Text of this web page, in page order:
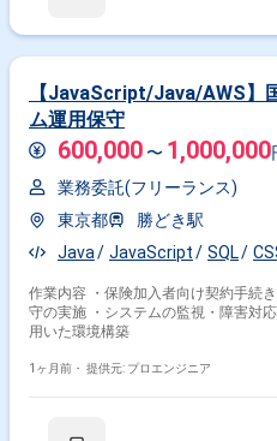
【JavaScript/Java/AWS】
ム運用保守
600,000 〜 1,000,000
業務委託(フリーランス)
東京都
勝どき駅
Java
JavaScript SQL
作業内容 ・保険加入者向け契約手続
守の実施 ・システムの監視・障害対
用いた環境構築
1ヶ月前・ 提供元: プロエンジニア